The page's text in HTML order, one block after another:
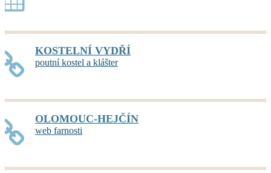
KOSTELNÍ VYDŘÍ
poutní kostel a klášter
OLOMOUC-HEJČÍN
web farnosti